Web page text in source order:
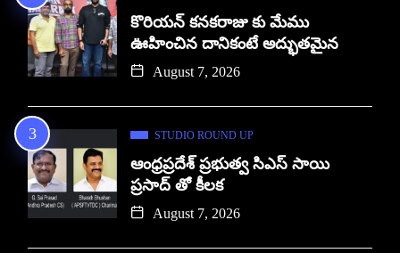
కొరియన్ కనకరాజు కు మేము
ఊహించిన దానికంటే అద్భుతమైన
August 7, 2026
STUDIO ROUND UP
ఆంధ్రప్రదేశ్ ప్రభుత్వ సిఎస్ సాయి
ప్రసాద్ తో కీలక
August 7, 2026